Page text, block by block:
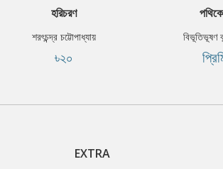
হরিচরণ
শরৎচন্দ্র চট্টোপাধ্যায়
৳২০
বিভূতিভূষণ
EXTRA